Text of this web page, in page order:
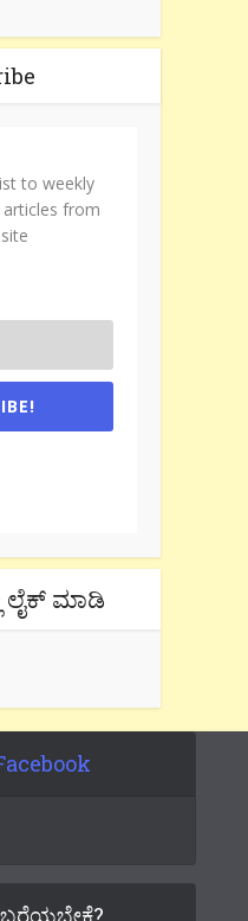
to weekly
from
ಲೈಕ್ ಮಾಡಿ
ಬರೆಯಬೇಕೆ?